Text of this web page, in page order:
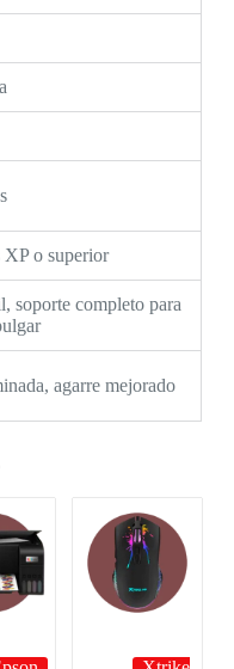
o superior
soporte completo para
agarre mejorado